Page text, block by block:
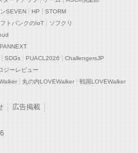
SEVEN HP
STORM
トバンクのIoT
ソフクリ
SDGs PUACL2026
ChallengersJP
ジーレビュー
丸の内LOVEWalker 戦国LOVEWalker
広告掲載